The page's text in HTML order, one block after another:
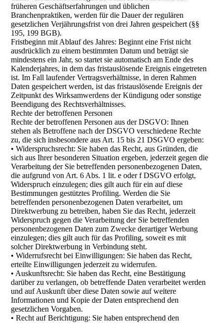
früheren Geschäftserfahrungen und üblichen
Branchenpraktiken, werden für die Dauer der regulären
gesetzlichen Verjährungsfrist von drei Jahren gespeichert (§§
195, 199 BGB).
Fristbeginn mit Ablauf des Jahres: Beginnt eine Frist nicht
ausdrücklich zu einem bestimmten Datum und beträgt sie
mindestens ein Jahr, so startet sie automatisch am Ende des
Kalenderjahres, in dem das fristauslösende Ereignis eingetreten
ist. Im Fall laufender Vertragsverhältnisse, in deren Rahmen
Daten gespeichert werden, ist das fristauslösende Ereignis der
Zeitpunkt des Wirksamwerdens der Kündigung oder sonstige
Beendigung des Rechtsverhältnisses.
Rechte der betroffenen Personen
Rechte der betroffenen Personen aus der DSGVO: Ihnen
stehen als Betroffene nach der DSGVO verschiedene Rechte
zu, die sich insbesondere aus Art. 15 bis 21 DSGVO ergeben:
• Widerspruchsrecht: Sie haben das Recht, aus Gründen, die
sich aus Ihrer besonderen Situation ergeben, jederzeit gegen die
Verarbeitung der Sie betreffenden personenbezogenen Daten,
die aufgrund von Art. 6 Abs. 1 lit. e oder f DSGVO erfolgt,
Widerspruch einzulegen; dies gilt auch für ein auf diese
Bestimmungen gestütztes Profiling. Werden die Sie
betreffenden personenbezogenen Daten verarbeitet, um
Direktwerbung zu betreiben, haben Sie das Recht, jederzeit
Widerspruch gegen die Verarbeitung der Sie betreffenden
personenbezogenen Daten zum Zwecke derartiger Werbung
einzulegen; dies gilt auch für das Profiling, soweit es mit
solcher Direktwerbung in Verbindung steht.
• Widerrufsrecht bei Einwilligungen: Sie haben das Recht,
erteilte Einwilligungen jederzeit zu widerrufen.
• Auskunftsrecht: Sie haben das Recht, eine Bestätigung
darüber zu verlangen, ob betreffende Daten verarbeitet werden
und auf Auskunft über diese Daten sowie auf weitere
Informationen und Kopie der Daten entsprechend den
gesetzlichen Vorgaben.
• Recht auf Berichtigung: Sie haben entsprechend den